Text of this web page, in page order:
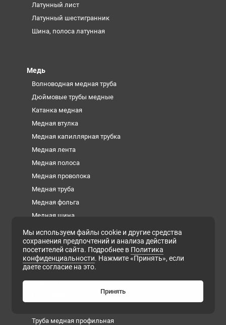
Латунный лист
Латунный шестигранник
Шина, полоса латунная
Медь
Волноводная медная труба
Дюймовые трубы медные
Катанка медная
Медная втулка
Медная капиллярная трубка
Медная лента
Медная полоса
Медная проволока
Медная труба
Медная фольга
Медная шина
Медный квадрат
Медный круг
Медный лист
Медный пруток
Медный шестигранник
Труба медная профильная
Мы используем файлы cookie и другие средства
сохранения предпочтений и анализа действий
посетителей сайта. Подробнее в Политика
конфиденциальности. Нажмите «Принять», если
даете согласие на это.
Принять